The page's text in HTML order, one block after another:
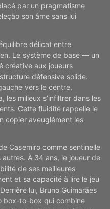
par un pragmatisme
son âme sans lui
délicat entre
Le système de base — un
créative aux joueurs
défensive solide.
vers le centre,
les milieux s’infiltrer dans les
Cette fluidité rappelle le
copier aveuglément les
Casemiro comme sentinelle
À 34 ans, le joueur de
de ses meilleures
et sa capacité à lire le jeu
lui, Bruno Guimarães
box-to-box qui combine